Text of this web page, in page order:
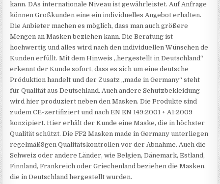
kann. DAs internationale Niveau ist gewährleistet. Auf Anfrage
können Großkunden eine ein individuelles Angebot erhalten.
Die Anbieter machen es möglich, dass man auch größere
Mengen an Masken beziehen kann. Die Beratung ist
hochwertig und alles wird nach den individuellen Wünschen de
Kunden erfüllt. Mit dem Hinweis „hergestellt in Deutschland“
erkennt der Kunde sofort, dass es sich um eine deutsche
Próduktion handelt und der Zusatz „made in Germany“ steht
für Qualität aus Deutschland. Auch andere Schutzbekleidung
wird hier produziert neben den Masken. Die Produkte sind
zudem CE-zertifiziert und nach EN EN 149:2001 + A1:2009
konzipiert. Hier erhält der Kunde eine Maske, die in höchster
Qualität schützt. Die FF2 Masken made in Germany unterliegen
regelmäß9gen Qualitätskontrollen vor der Abnahme. Auch die
Schweiz oder andere Länder, wie Belgien, Dänemark, Estland,
Finnland, Frankreich oder Griechenland beziehen die Masken,
die in Deutschland hergestellt wurden.